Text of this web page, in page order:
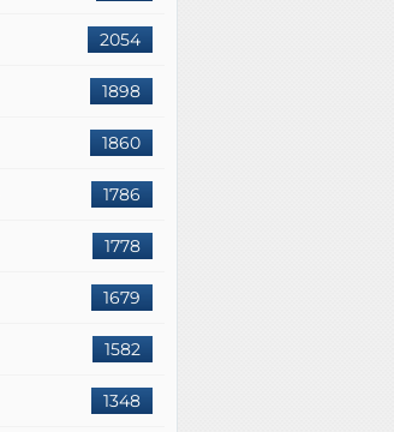
2054
1898
1860
1786
1778
1679
1582
1348